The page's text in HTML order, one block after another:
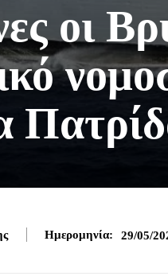
οι
Ημερομηνία: 29/05/